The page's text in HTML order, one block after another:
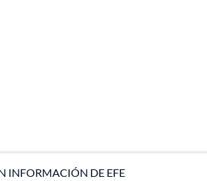
INFORMACIÓN DE EFE